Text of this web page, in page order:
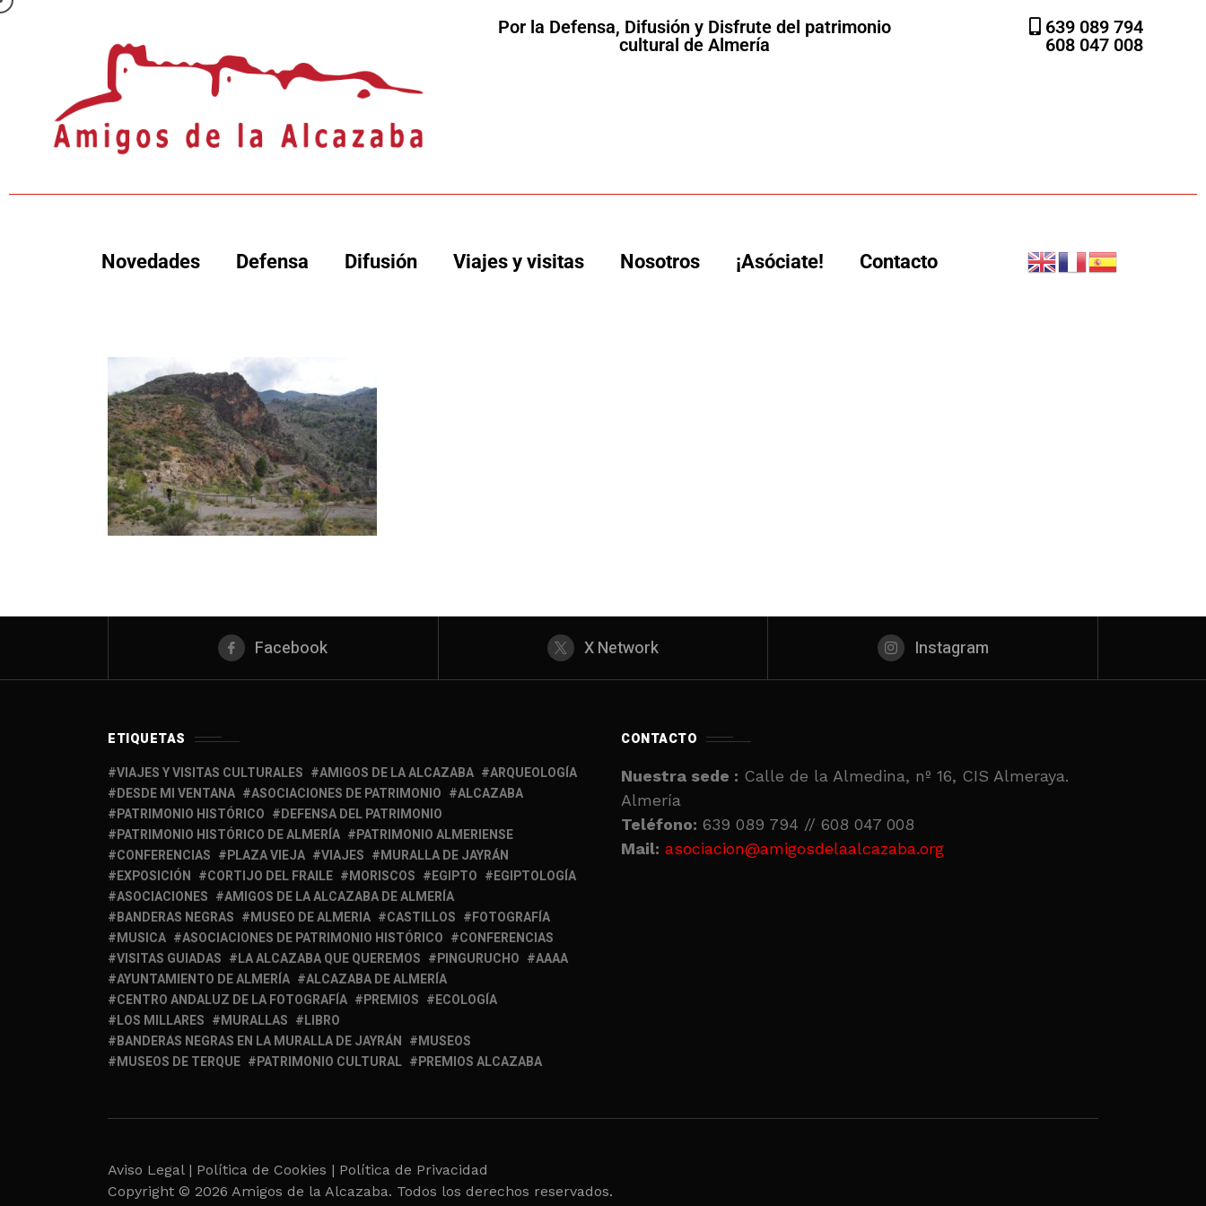
Por la Defensa, Difusión y Disfrute del patrimonio
cultural de Almería
639 089 794
608 047 008
Novedades Defensa Difusión Viajes y visitas Nosotros ¡Asóciate! Contacto
Facebook X Network Instagram
ETIQUETAS
VIAJES Y VISITAS CULTURALES
AMIGOS DE LA ALCAZABA
ARQUEOLOGÍA
DESDE MI VENTANA
ASOCIACIONES DE PATRIMONIO
ALCAZABA
PATRIMONIO HISTÓRICO
DEFENSA DEL PATRIMONIO
PATRIMONIO HISTÓRICO DE ALMERÍA
PATRIMONIO ALMERIENSE
CONFERENCIAS
PLAZA VIEJA VIAJES
MURALLA DE JAYRÁN
EXPOSICIÓN
CORTIJO DEL FRAILE MORISCOS EGIPTO
EGIPTOLOGÍA
ASOCIACIONES
AMIGOS DE LA ALCAZABA DE ALMERÍA
BANDERAS NEGRAS
MUSEO DE ALMERIA CASTILLOS
FOTOGRAFÍA
MUSICA
ASOCIACIONES DE PATRIMONIO HISTÓRICO
CONFERENCIAS
VISITAS GUIADAS
LA ALCAZABA QUE QUEREMOS PINGURUCHO
AAAA
AYUNTAMIENTO DE ALMERÍA
ALCAZABA DE ALMERÍA
CENTRO ANDALUZ DE LA FOTOGRAFÍA
PREMIOS
ECOLOGÍA
LOS MILLARES
MURALLAS
LIBRO
BANDERAS NEGRAS EN LA MURALLA DE JAYRÁN
MUSEOS
MUSEOS DE TERQUE
PATRIMONIO CULTURAL PREMIOS ALCAZABA
CONTACTO
Nuestra sede : Calle de la Almedina, nº 16, CIS Almeraya.
Almería
Teléfono: 639 089 794 // 608 047 008
Mail: asociacion@amigosdelaalcazaba.org
Aviso Legal | Política de Cookies | Política de Privacidad
Copyright © 2026 Amigos de la Alcazaba. Todos los derechos reservados.